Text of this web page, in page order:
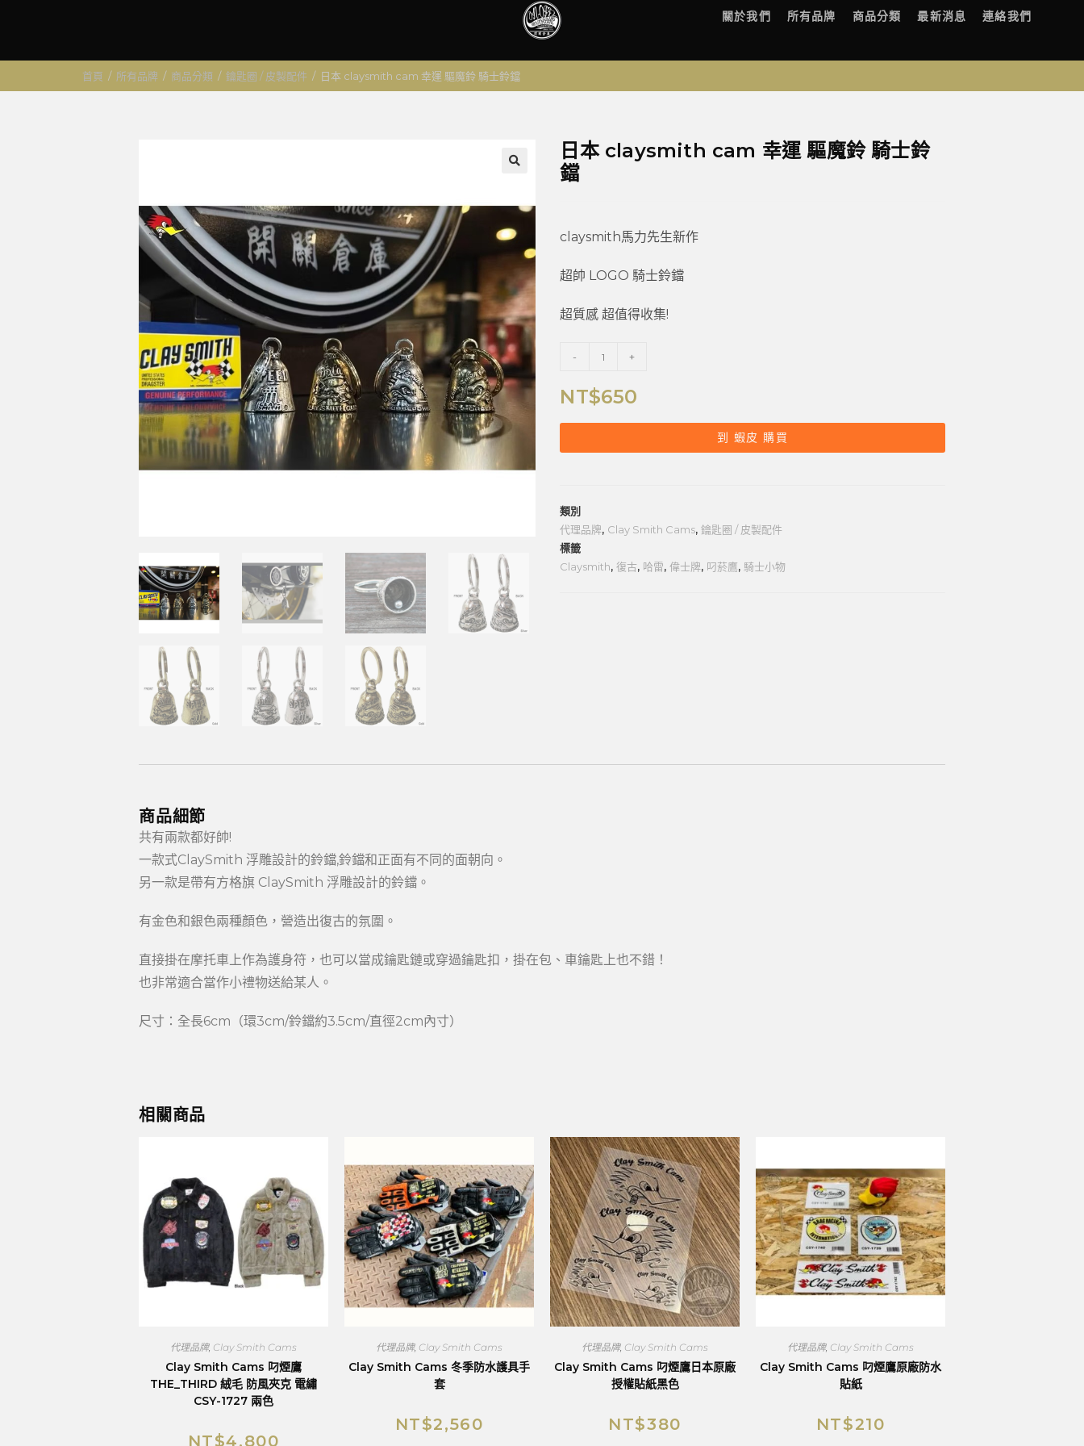
關於我們 所有品牌 商品分類 最新消息 連絡我們
首頁 / 所有品牌 / 商品分類 / 鑰匙圈 / 皮製配件 / 日本 claysmith cam 幸運 驅魔鈴 騎士鈴鐺
日本 claysmith cam 幸運 驅魔鈴 騎士鈴
鐺
claysmith馬力先生新作
超帥 LOGO 騎士鈴鐺
超質感 超值得收集!
- +
NT$650
到 蝦皮 購買
類別
代理品牌, Clay Smith Cams,鑰匙圈 / 皮製配件
標籤
Claysmith,復古, 哈雷, 偉士牌, 叼菸鷹, 騎士小物
商品細節
共有兩款都好帥!
一款式ClaySmith 浮雕設計的鈴鐺,鈴鐺和正面有不同的面朝向。
另一款是帶有方格旗 ClaySmith 浮雕設計的鈴鐺。
有金色和銀色兩種顏色，營造出復古的氛圍。
直接掛在摩托車上作為護身符，也可以當成鑰匙鏈或穿過鑰匙扣，掛在包、車鑰匙上也不錯！
也非常適合當作小禮物送給某人。
尺寸：全長6cm（環3cm/鈴鐺約3.5cm/直徑2cm內寸）
相關商品
代理品牌, Clay Smith Cams
Clay Smith Cams 叼煙鷹
THE_THIRD 絨毛 防風夾克 電繡
CSY-1727 兩色
NT$4,800
代理品牌, Clay Smith Cams
Clay Smith Cams 冬季防水護具手
套
NT$2,560
代理品牌, Clay Smith Cams
Clay Smith Cams 叼煙鷹日本原廠
授權貼紙黑色
NT$380
代理品牌, Clay Smith Cams
Clay Smith Cams 叼煙鷹原廠防水
貼紙
NT$210